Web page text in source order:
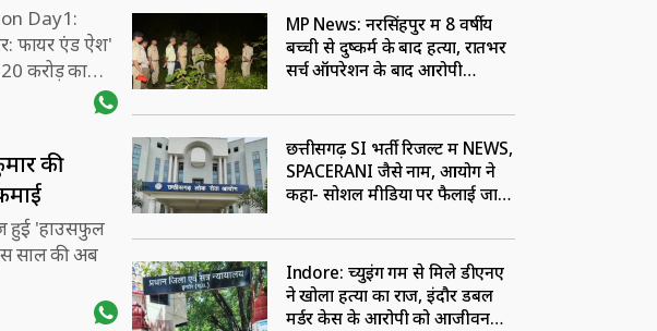
Day1:
फायर एंड ऐश'
करोड़ का
ऐश' की यह
पिछली
रहा.
की
हुई 'हाउसफुल
साल की अब
MP News: नरसिंहपुर में 8 वर्षीय
बच्ची से दुष्कर्म के बाद हत्या, रातभर
सर्च ऑपरेशन के बाद आरोपी
छत्तीसगढ़ SI भर्ती रिजल्ट में NEWS,
SPACERANI जैसे नाम, आयोग ने
कहा- सोशल मीडिया पर फैलाई जा
Indore: च्युइंग गम से मिले डीएनए
ने खोला हत्या का राज, इंदौर डबल
मर्डर केस के आरोपी को आजीवन